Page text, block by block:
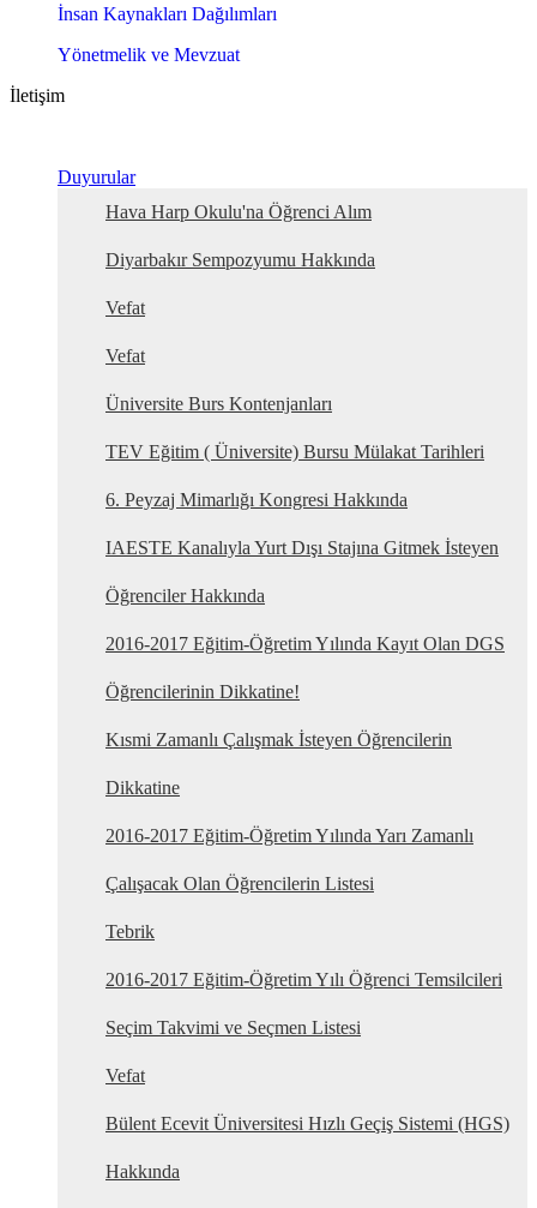
İnsan Kaynakları Dağılımları
Yönetmelik ve Mevzuat
İletişim
Duyurular
Hava Harp Okulu'na Öğrenci Alım
Diyarbakır Sempozyumu Hakkında
Vefat
Vefat
Üniversite Burs Kontenjanları
TEV Eğitim ( Üniversite) Bursu Mülakat Tarihleri
6. Peyzaj Mimarlığı Kongresi Hakkında
IAESTE Kanalıyla Yurt Dışı Stajına Gitmek İsteyen
Öğrenciler Hakkında
2016-2017 Eğitim-Öğretim Yılında Kayıt Olan DGS
Öğrencilerinin Dikkatine!
Kısmi Zamanlı Çalışmak İsteyen Öğrencilerin
Dikkatine
2016-2017 Eğitim-Öğretim Yılında Yarı Zamanlı
Çalışacak Olan Öğrencilerin Listesi
Tebrik
2016-2017 Eğitim-Öğretim Yılı Öğrenci Temsilcileri
Seçim Takvimi ve Seçmen Listesi
Vefat
Bülent Ecevit Üniversitesi Hızlı Geçiş Sistemi (HGS)
Hakkında